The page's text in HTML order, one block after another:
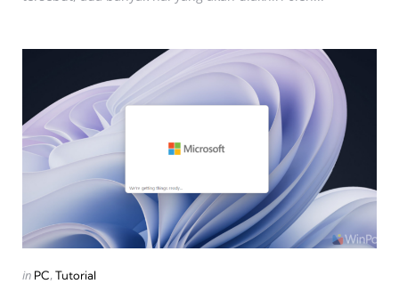
Categories
Posted
in PC Tutorial